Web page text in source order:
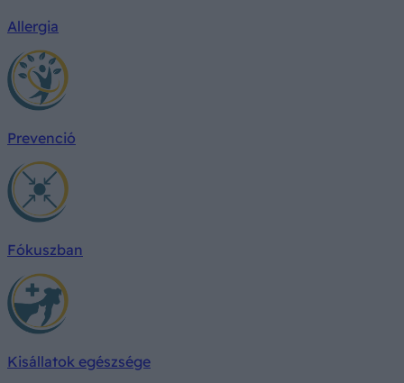
Allergia
Prevenció
Fókuszban
Kisállatok egészsége